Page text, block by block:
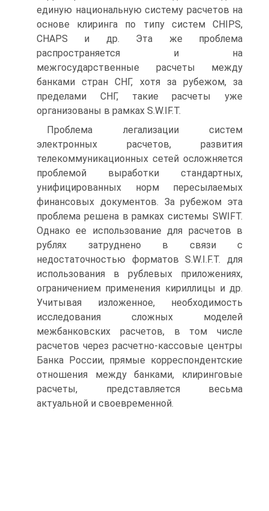
единую национальную систему расчетов на
основе клиринга по типу систем CHIPS,
CHAPS и др. Эта же проблема
распространяется и на
межгосударственные расчеты между
банками стран СНГ, хотя за рубежом, за
пределами СНГ, такие расчеты уже
организованы в рамках S.W.IF.T.
Проблема легализации систем
электронных расчетов, развития
телекоммуникационных сетей осложняется
проблемой выработки стандартных,
унифицированных норм пересылаемых
финансовых документов. За рубежом эта
проблема решена в рамках системы SWIFT.
Однако ее использование для расчетов в
рублях затруднено в связи с
недостаточностью форматов S.W.I.F.T. для
использования в рублевых приложениях,
ограничением применения кириллицы и др.
Учитывая изложенное, необходимость
исследования сложных моделей
межбанковских расчетов, в том числе
расчетов через расчетно-кассовые центры
Банка России, прямые корреспондентские
отношения между банками, клиринговые
расчеты, представляется весьма
актуальной и своевременной.